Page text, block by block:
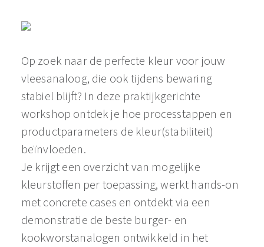
Op zoek naar de perfecte kleur voor jouw
vleesanaloog, die ook tijdens bewaring
stabiel blijft? In deze praktijkgerichte
workshop ontdek je hoe processtappen en
productparameters de kleur(stabiliteit)
beïnvloeden.
Je krijgt een overzicht van mogelijke
kleurstoffen per toepassing, werkt hands-on
met concrete cases en ontdekt via een
demonstratie de beste burger- en
kookworstanalogen ontwikkeld in het